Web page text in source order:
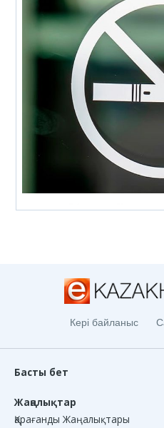
Кері байланыс
Басты бет
Жаңалықтар
Қарағанды Жаңалықтары